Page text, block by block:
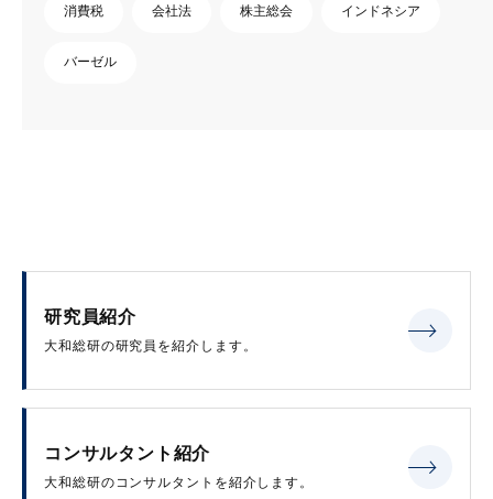
消費税 会社法 株主総会 インドネシア
バーゼル
研究員紹介
大和総研の研究員を紹介します。
コンサルタント紹介
大和総研のコンサルタントを紹介します。